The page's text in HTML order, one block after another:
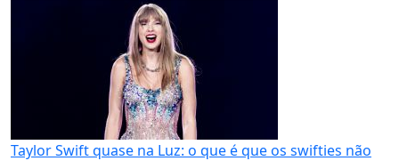
Taylor Swift quase na Luz: o que é que os swifties não